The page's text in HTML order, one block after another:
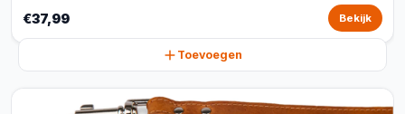
€37,99 Bekijk
Toevoegen